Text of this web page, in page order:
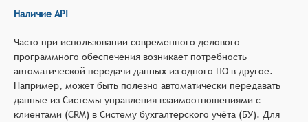
Наличие API
Часто при использовании современного делового
программного обеспечения возникает потребность
автоматической передачи данных из одного ПО в другое.
Например, может быть полезно автоматически передавать
данные из Системы управления взаимоотношениями с
клиентами (CRM) в Систему бухгалтерского учёта (БУ). Для